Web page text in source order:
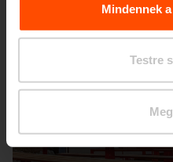
Relating to theMindennek
Testre